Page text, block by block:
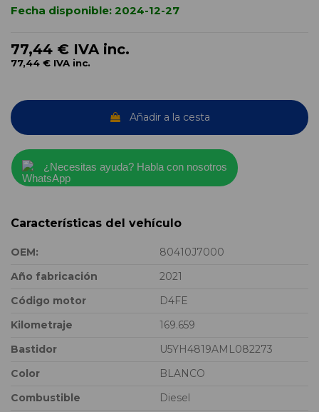
Fecha disponible: 2024-12-27
77,44 € IVA inc.
77,44 € IVA inc.
Añadir a la cesta
¿Necesitas ayuda? Habla con nosotros
Características del vehículo
OEM:
80410J7000
Año fabricación
2021
Código motor
D4FE
Kilometraje
169.659
Bastidor
U5YH4819AML082273
Color
BLANCO
Combustible
Diesel